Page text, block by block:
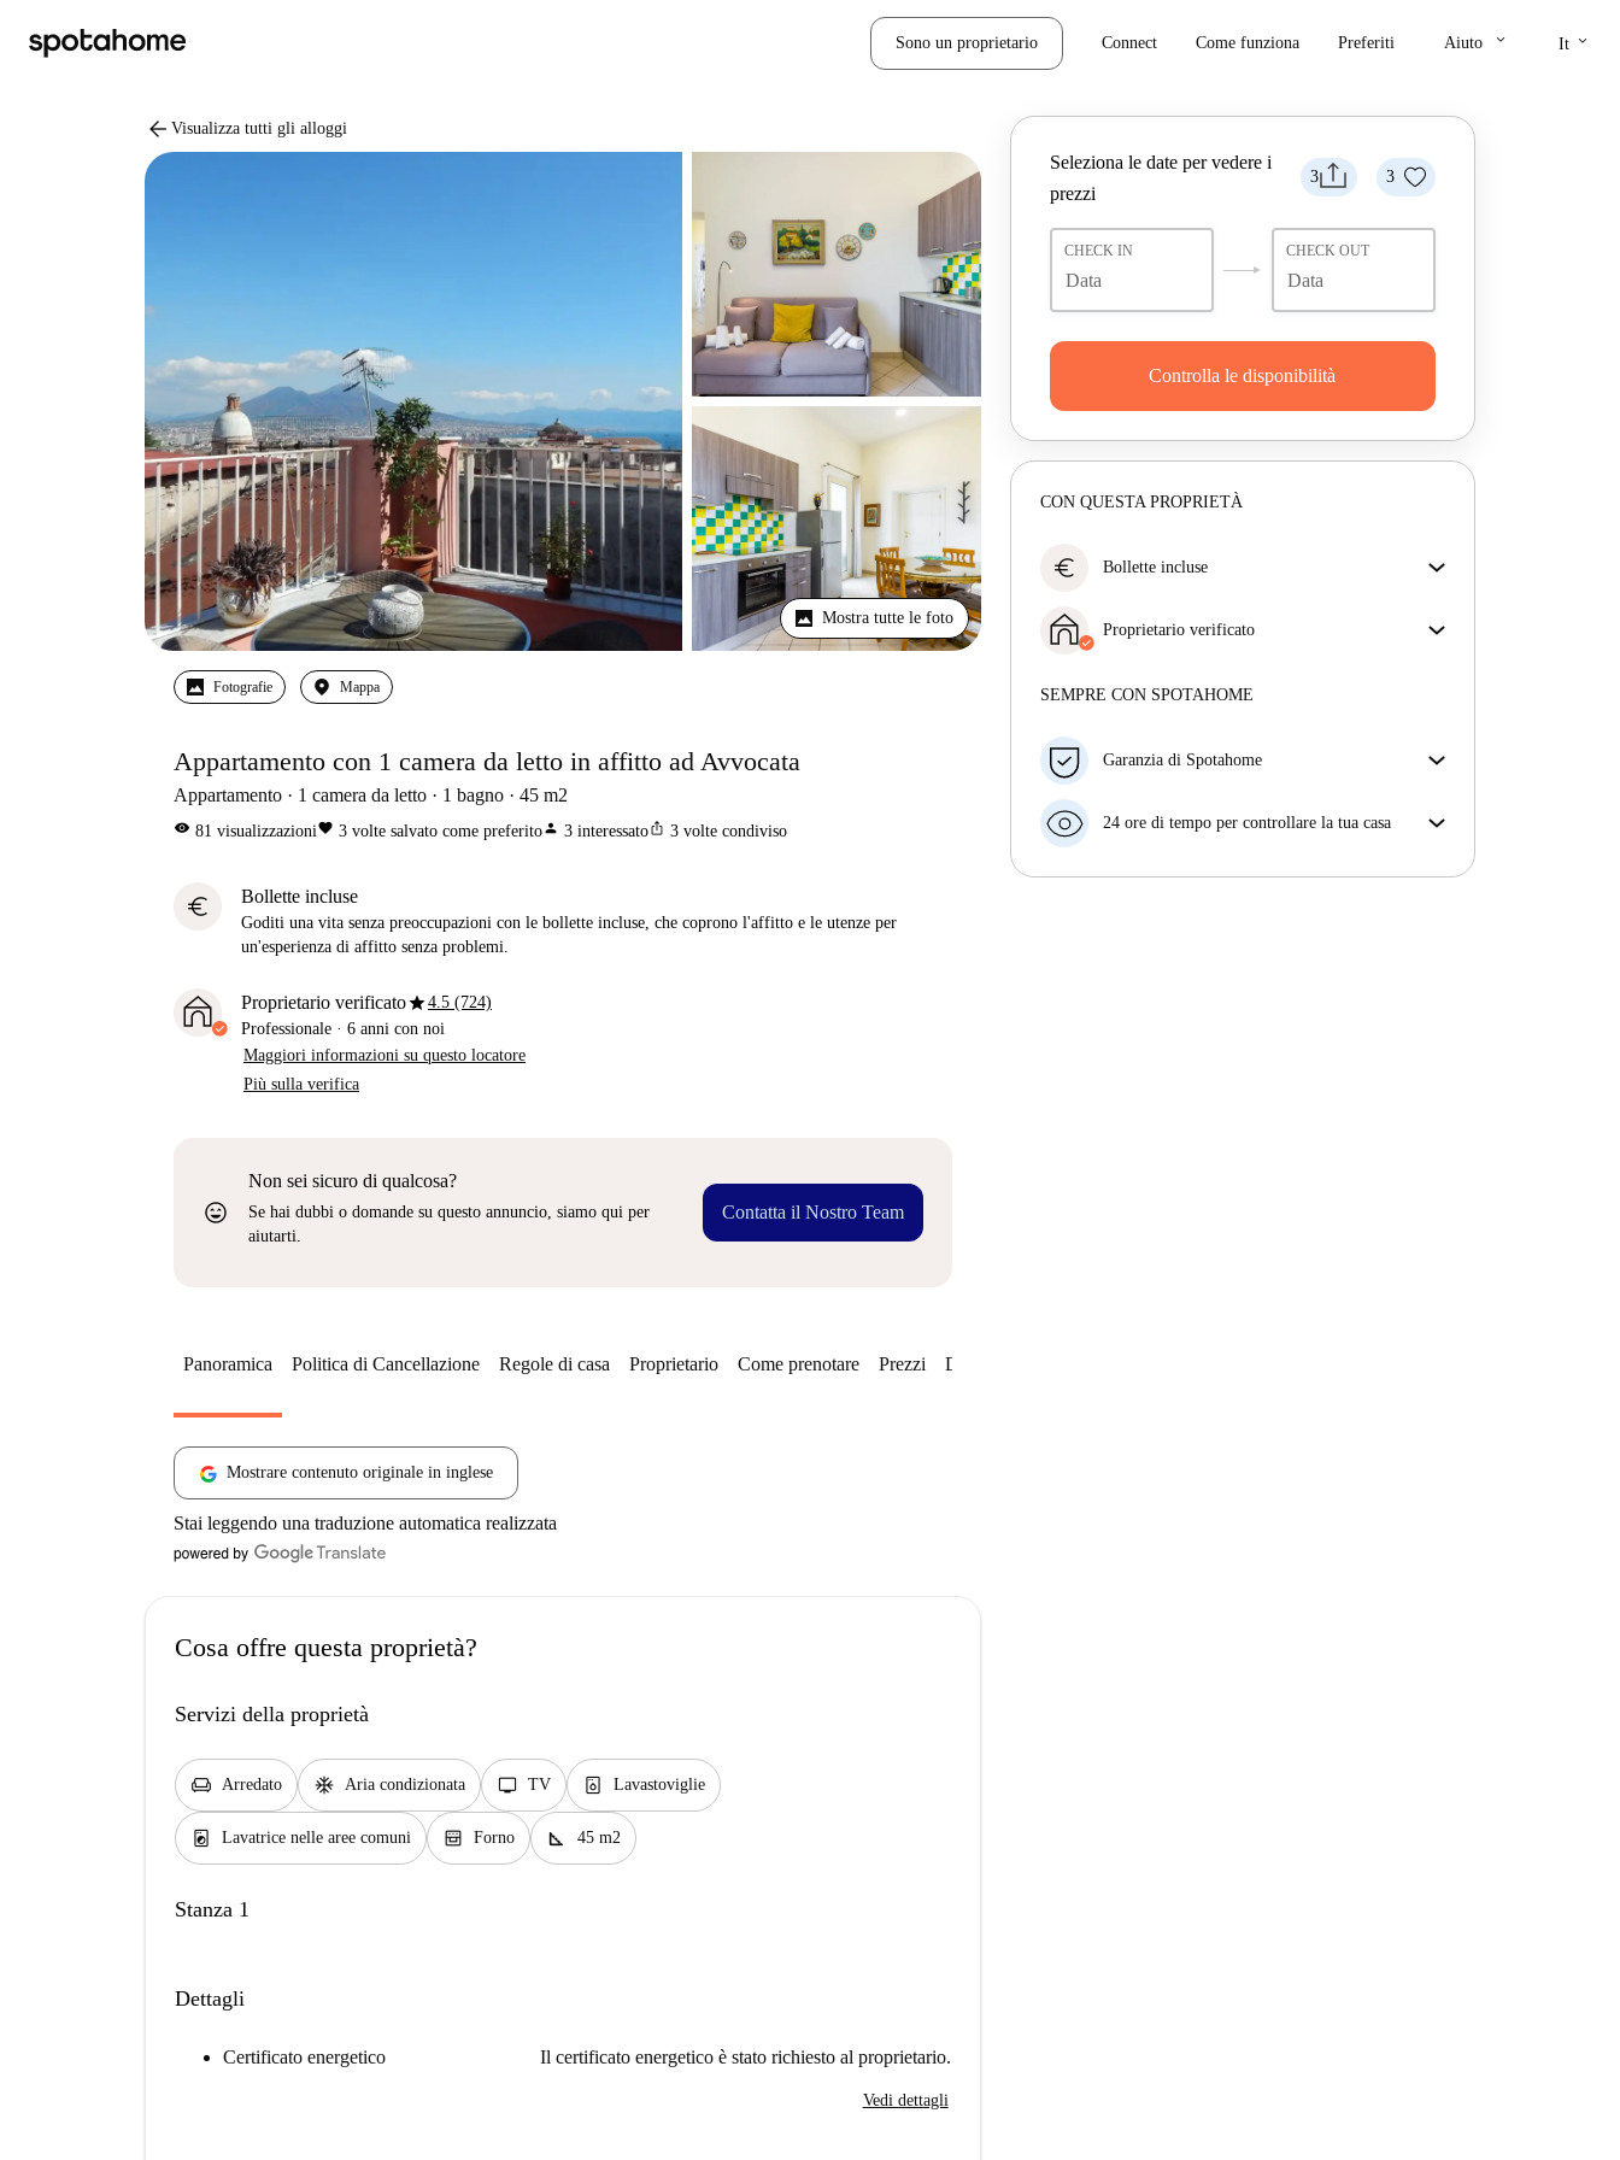
Sono un proprietario Connect Come funziona Preferiti Aiuto keyboard_arrow_down It keyboard_arrow_down
arrow_back Visualizza tutti gli alloggi
Mostra tutte le foto
Fotografie Mappa
Appartamento con 1 camera da letto in affitto ad Avvocata
Appartamento 1 camera da letto 1 bagno 45 m2
visibility 81 visualizzazionifavorite 3 volte salvato come preferitoperson 3 interessatoios_share 3 volte condiviso
euro Bollette incluse
Goditi una vita senza preoccupazioni con le bollette incluse, che coprono l'affitto e le utenze per
un'esperienza di affitto senza problemi.
Proprietario verificatostar4.5 (724)
Professionale · 6 anni con noi
Maggiori informazioni su questo locatore
Più sulla verifica
sentiment_very_satisfied
Non sei sicuro di qualcosa?
Se hai dubbi o domande su questo annuncio, siamo qui per
aiutarti.
Contatta il Nostro Team
3 3
Seleziona le date per vedere i
prezzi
CHECK IN CHECK OUT
Controlla le disponibilità
CON QUESTA PROPRIETÀ
euro Bollette incluse
incluse, che coprono l'affitto e le utenze per
un'esperienza di affitto senza problemi.
Proprietario verificato
Maggiori informazioni su questo locatore
SEMPRE CON SPOTAHOME
Garanzia di Spotahome
con breve preavviso, noi A) ti pagheremo un hotel e
B) ti rimborseremo totalmente
24 ore di tempo per controllare la tua casa
Panoramica Politica di Cancellazione Regole di casa Proprietario Come prenotare Prezzi Disponibilità
Mostrare contenuto originale in inglese
Stai leggendo una traduzione automatica realizzata
Cosa offre questa proprietà?
Servizi della proprietà
chair Arredato ac_unit Aria condizionata tv TV dishwasher_gen Lavastoviglie
local_laundry_service Lavatrice nelle aree comuni oven_gen Forno square_foot 45 m2
Stanza 1
Dettagli
Certificato energetico Il certificato energetico è stato richiesto al proprietario.
Vedi dettagli